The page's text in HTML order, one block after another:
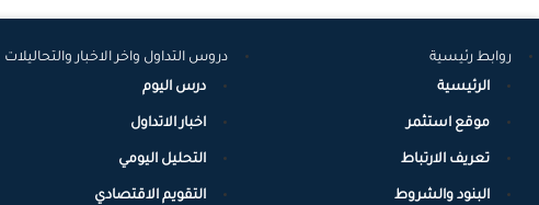
روابط رئيسية
الرئيسية
موقع استثمر
تعريف الارتباط
البنود والشروط
دروس التداول واخر الاخبار والتحاليلات
درس اليوم
اخبار الاتداول
التحليل اليومي
التقويم الاقتصادي